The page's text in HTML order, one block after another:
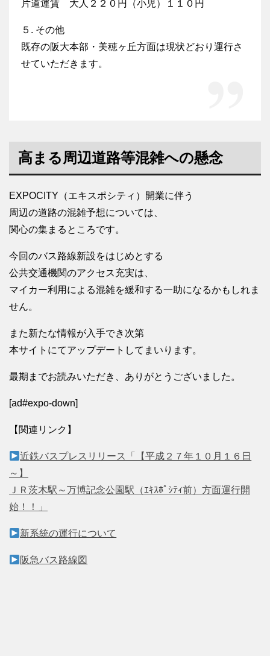
片道運賃 大人２２０円（小児）１１０円
５. その他
既存の阪大本部・美穂ヶ丘方面は現状どおり運行さ
せていただきます。
高まる周辺道路等混雑への懸念
EXPOCITY（エキスポシティ）開業に伴う
周辺の道路の混雑予想については、
関心の集まるところです。
今回のバス路線新設をはじめとする
公共交通機関のアクセス充実は、
マイカー利用による混雑を緩和する一助になるかもしれま
せん。
また新たな情報が入手でき次第
本サイトにてアップデートしてまいります。
最期までお読みいただき、ありがとうございました。
[ad#expo-down]
【関連リンク】
近鉄バスプレスリリース「【平成２７年１０月１６日
～】
ＪＲ茨木駅～万博記念公園駅（ｴｷｽﾎﾟｼﾃｨ前）方面運行開
始！！」
新系統の運行について
阪急バス路線図